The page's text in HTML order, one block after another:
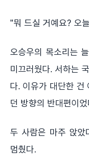
"뭐 드실 거예요? 오
오승우의 목소리는
미끄러웠다. 서하는
다. 이유가 대단한 건
던 방향의 반대편이었
두 사람은 마주 앉았
멈췄다.